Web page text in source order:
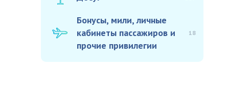
Бонусы, мили, личные
кабинеты пассажиров и
прочие привилегии
18